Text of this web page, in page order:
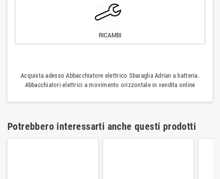
RICAMBI
Acquista adesso Abbacchiatore elettrico Sbaraglia Adrian a batteria.
Abbacchiatori elettrici a movimento orizzontale in vendita online
Potrebbero interessarti anche questi prodotti